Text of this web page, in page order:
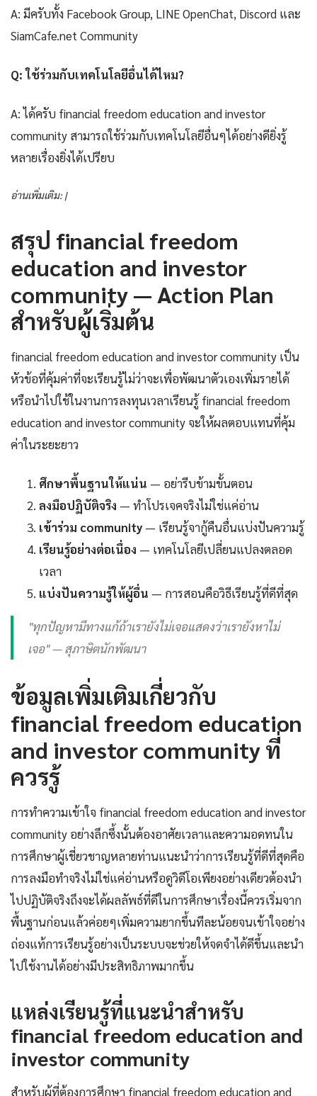
A: มีครับทั้ง Facebook Group, LINE OpenChat, Discord และ
SiamCafe.net Community
Q: ใช้ร่วมกับเทคโนโลยีอื่นได้ไหม?
A: ได้ครับ financial freedom education and investor
community สามารถใช้ร่วมกับเทคโนโลยีอื่นๆได้อย่างดียิ่งรู้
หลายเรื่องยิ่งได้เปรียบ
อ่านเพิ่มเติม: |
สรุป financial freedom
education and investor
community — Action Plan
สำหรับผู้เริ่มต้น
financial freedom education and investor community เป็น
หัวข้อที่คุ้มค่าที่จะเรียนรู้ไม่ว่าจะเพื่อพัฒนาตัวเองเพิ่มรายได้
หรือนำไปใช้ในงานการลงทุนเวลาเรียนรู้ financial freedom
education and investor community จะให้ผลตอบแทนที่คุ้ม
ค่าในระยะยาว
ศึกษาพื้นฐานให้แน่น — อย่ารีบข้ามขั้นตอน
ลงมือปฏิบัติจริง — ทำโปรเจคจริงไม่ใช่แค่อ่าน
เข้าร่วม community — เรียนรู้จากู้คืนอื่นแบ่งปันความรู้
เรียนรู้อย่างต่อเนื่อง — เทคโนโลยีเปลี่ยนแปลงตลอด
เวลา
แบ่งปันความรู้ให้ผู้อื่น — การสอนคือวิธีเรียนรู้ที่ดีที่สุด
"ทุกปัญหามีทางแก้ถ้าเรายังไม่เจอแสดงว่าเรายังหาไม่
เจอ" — สุภาษิตนักพัฒนา
ข้อมูลเพิ่มเติมเกี่ยวกับ
financial freedom education
and investor community ที่
ควรรู้
การทำความเข้าใจ financial freedom education and investor
community อย่างลึกซึ้งนั้นต้องอาศัยเวลาและความอดทนใน
การศึกษาผู้เชี่ยวชาญหลายท่านแนะนำว่าการเรียนรู้ที่ดีที่สุดคือ
การลงมือทำจริงไม่ใช่แค่อ่านหรือดูวิดีโอเพียงอย่างเดียวต้องนำ
ไปปฏิบัติจริงถึงจะได้ผลลัพธ์ที่ดีในการศึกษาเรื่องนี้ควรเริ่มจาก
พื้นฐานก่อนแล้วค่อยๆเพิ่มความยากขึ้นทีละน้อยจนเข้าใจอย่าง
ถ่องแท้การเรียนรู้อย่างเป็นระบบจะช่วยให้จดจำได้ดีขึ้นและนำ
ไปใช้งานได้อย่างมีประสิทธิภาพมากขึ้น
แหล่งเรียนรู้ที่แนะนำสำหรับ
financial freedom education and
investor community
สำหรับผู้ที่ต้องการศึกษา financial freedom education and